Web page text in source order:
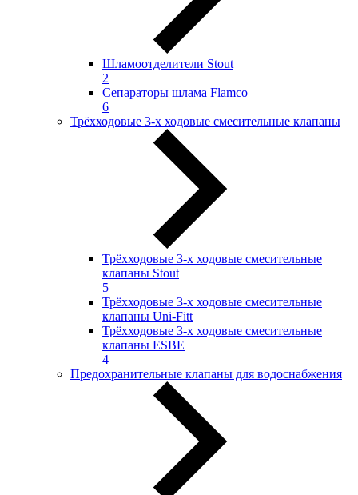
Шламоотделители Stout
2
Сепараторы шлама Flamco
6
Трёхходовые 3-х ходовые смесительные клапаны
Трёхходовые 3-х ходовые смесительные
клапаны Stout
5
Трёхходовые 3-х ходовые смесительные
клапаны Uni-Fitt
Трёхходовые 3-х ходовые смесительные
клапаны ESBE
4
Предохранительные клапаны для водоснабжения